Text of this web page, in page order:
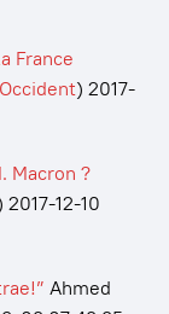
France
) 2017-
Macron ?
2017-12-10
Ahmed